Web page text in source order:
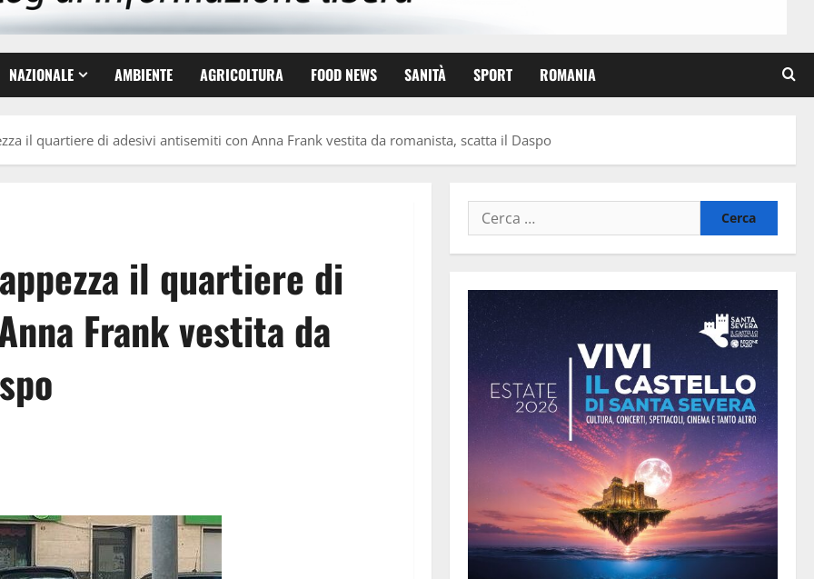
NAZIONALE AMBIENTE AGRICOLTURA FOOD NEWS SANITÀ SPORT ROMANIA
il quartiere di adesivi antisemiti con Anna Frank vestita da romanista, scatta il Daspo
il quartiere di
Frank vestita da
Ricerca
per: